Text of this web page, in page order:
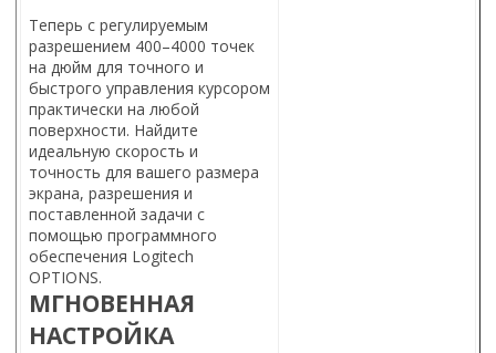
Теперь с регулируемым
разрешением 400–4000 точек
на дюйм для точного и
быстрого управления курсором
практически на любой
поверхности. Найдите
идеальную скорость и
точность для вашего размера
экрана, разрешения и
поставленной задачи с
помощью программного
обеспечения Logitech
OPTIONS.
МГНОВЕННАЯ
НАСТРОЙКА